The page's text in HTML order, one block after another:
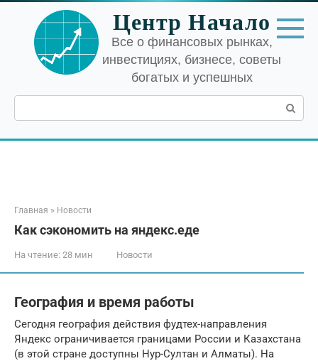
Перейти
контенту
Центр Начало
Все о финансовых рынках,
инвестициях, бизнесе, советы
богатых и успешных
Поиск:
Главная » Новости
Как сэкономить на яндекс.еде
На чтение: 28 мин Новости
География и время работы
Сегодня география действия фудтех-направления
Яндекс ограничивается границами России и Казахстана
(в этой стране доступны Нур-Султан и Алматы). На